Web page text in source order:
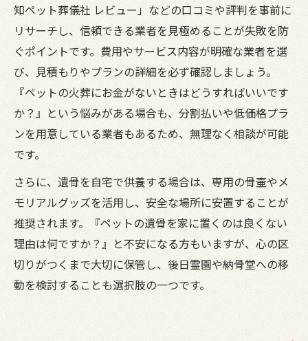
知ペット葬儀社 レビュー」などの口コミや評判を事前に
リサーチし、信頼できる業者を見極めることが失敗を防
ぐポイントです。費用やサービス内容が明確な業者を選
び、見積もりやプランの詳細を必ず確認しましょう。
『ペットの火葬にお金がないときはどうすればいいです
か？』という悩みがある場合も、分割払いや低価格プラ
ンを用意している業者もあるため、無理なく相談が可能
です。
さらに、遺骨を自宅で供養する場合は、専用の骨壷やメ
モリアルグッズを活用し、安全な場所に安置することが
推奨されます。『ペットの遺骨を家に置くのは良くない
理由は何ですか？』と不安になる方もいますが、心の区
切りがつくまで大切に保管し、後日霊園や納骨堂への移
動を検討することも選択肢の一つです。